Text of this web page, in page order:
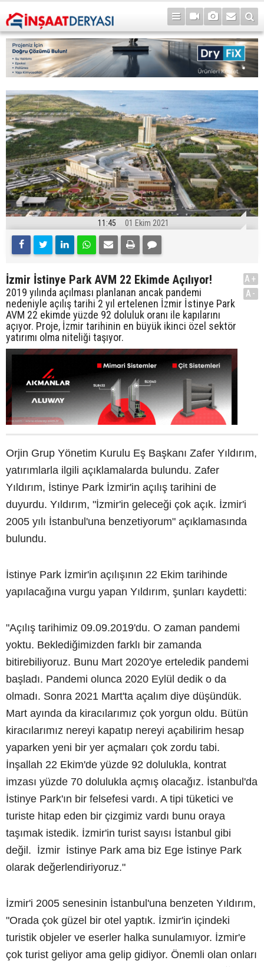
11:45 01 Ekim 2021
İzmir İstinye Park AVM 22 Ekimde Açılıyor!
2019 yılında açılması planlanan ancak pandemi
nedeniyle açılış tarihi 2 yıl ertelenen İzmir İstinye Park
AVM 22 ekimde yüzde 92 doluluk oranı ile kapılarını
açıyor. Proje, İzmir tarihinin en büyük ikinci özel sektör
yatırımı olma niteliği taşıyor.
A+
A-
Orjin Grup Yönetim Kurulu Eş Başkanı Zafer Yıldırım,
yatırımlarla ilgili açıklamalarda bulundu. Zafer
Yıldırım, İstinye Park İzmir'in açılış tarihini de
duyurdu. Yıldırım, "İzmir'in geleceği çok açık. İzmir'i
2005 yılı İstanbul'una benzetiyorum" açıklamasında
bulundu.
İstinye Park İzmir'in açılışının 22 Ekim tarihinde
yapılacağına vurgu yapan Yıldırım, şunları kaydetti:
"Açılış tarihimiz 09.09.2019'du. O zaman pandemi
yoktu. Beklediğimizden farklı bir zamanda
bitirebiliyoruz. Bunu Mart 2020'ye erteledik pandemi
başladı. Pandemi olunca 2020 Eylül dedik o da
olmadı. Sonra 2021 Mart'ta açalım diye düşündük.
Mart ayında da kiracılarımız çok yorgun oldu. Bütün
kiracılarımız nereyi kapatıp nereyi açabilirim hesap
yaparken yeni bir yer açmaları çok zordu tabi.
İnşallah 22 Ekim'de yüzde 92 dolulukla, kontrat
imzası yüzde 70 dolulukla açmış olacağız. İstanbul'da
İstinye Park'ın bir felsefesi vardı. A tipi tüketici ve
turiste hitap eden bir çizgimiz vardı bunu oraya
taşımak istedik. İzmir'in turist sayısı İstanbul gibi
değil. İzmir İstinye Park ama biz Ege İstinye Park
olarak değerlendiriyoruz."
İzmir'i 2005 senesinin İstanbul'una benzeten Yıldırım,
"Orada çok güzel bir otel yaptık. İzmir'in içindeki
turistik objeler ve eserler halka sunulamıyor. İzmir'e
çok turist geliyor ama gelip gidiyor. Önemli olan onları